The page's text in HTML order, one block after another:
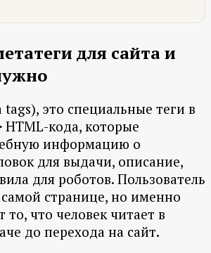
для сайта и
это специальные теги в
HTML-кода, которые
информацию о
для выдачи, описание,
для роботов. Пользователь
странице, но именно
что человек читает в
до перехода на сайт.